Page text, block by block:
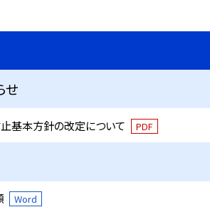
せ
基本方針の改定について PDF
Word